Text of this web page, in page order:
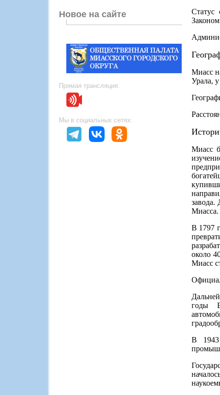
Новое на сайте
Прямая трансляция:
Мы в социальных сетях:
Статус
Миасс
Урала,
Миасс
завода.
Миасса.
В 1797
около
Миасс
годы
В 1943